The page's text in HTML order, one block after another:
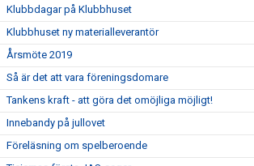
Klubbdagar på Klubbhuset
Klubbhuset ny materialleverantör
Årsmöte 2019
Så är det att vara föreningsdomare
Tankens kraft - att göra det omöjliga möjligt!
Innebandy på jullovet
Föreläsning om spelberoende